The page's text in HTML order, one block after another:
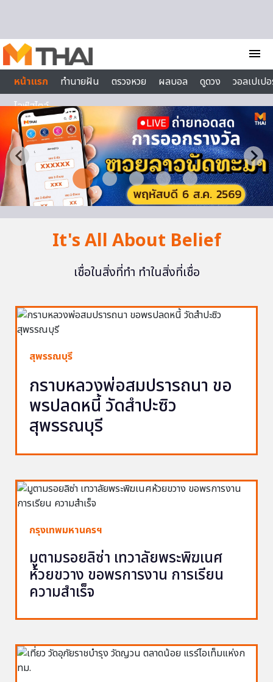
menu
หน้าแรก
ทำนายฝัน ตรวจหวย ผลบอล ดูดวง
วอลเปเป
ไลฟ์สไตล์
It's All About Belief
เชื่อในสิ่งที่ทำ ทำในสิ่งที่เชื่อ
สุพรรณบุรี
กราบหลวงพ่อสมปรารถนา ขอ
พรปลดหนี้ วัดสำปะซิว
สุพรรณบุรี
กรุงเทพมหานครฯ
มูตามรอยลิซ่า เทวาลัยพระพิฆเนศ
ห้วยขวาง ขอพรการงาน การเรียน
ความสำเร็จ